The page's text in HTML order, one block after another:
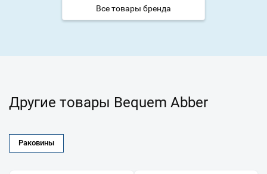
Все товары бренда
Другие товары Bequem Abber
Раковины